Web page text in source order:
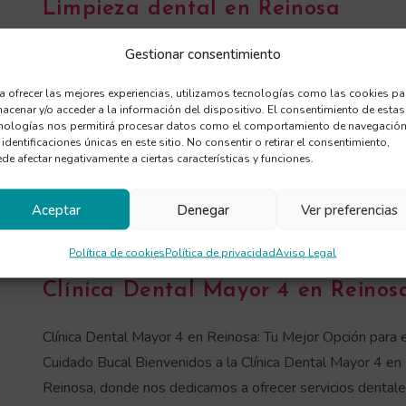
Gestionar consentimiento
ofrecer las mejores experiencias, utilizamos tecnologías como las cookies
y/o acceder a la información del dispositivo. El consentimiento de estas
nos permitirá procesar datos como el comportamiento de
únicas en este sitio. No consentir o retirar el consentimiento,
afectar negativamente a ciertas características y funciones.
Aceptar Denegar Ver preferencias
Política de cookiesPolítica de privacidadAviso Legal
Limpieza dental en Reinosa
Limpieza Dental en Reinosa: Clínica Dental Mayor 4
salud general de nuestros dientes y encías. La Limpieza
dental en Reinosa ofrecida…
NOTICIAS/TRATAMIENTOS
Clínica Dental Mayor 4 en
Clínica Dental Mayor 4 en Reinosa: Tu Mejor Opción para
Cuidado Bucal Bienvenidos a la Clínica Dental Mayor 4 en
Reinosa, donde nos dedicamos a ofrecer servicios